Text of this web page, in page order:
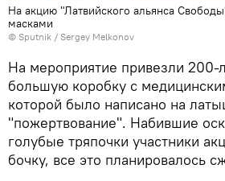
На акцию "Латвийского альянса
масками
© Sputnik / Sergey Melkonov
На мероприятие привезли 200-
большую коробку с
которой было написано на
"пожертвование". Набившие
голубые тряпочки участники
бочку, все это планировалось